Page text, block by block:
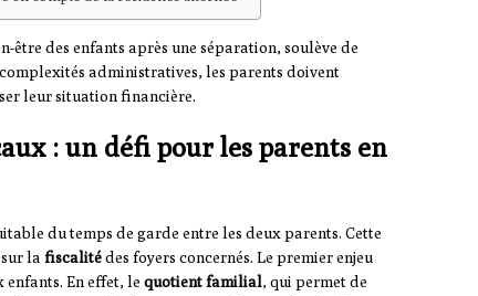
des enfants après une séparation, soulève de
administratives, les parents doivent
leur situation financière.
: un défi pour les parents en
du temps de garde entre les deux parents. Cette
la fiscalitédes foyers concernés. Le premier enjeu
enfants. En effet, le quotient familial , qui permet de